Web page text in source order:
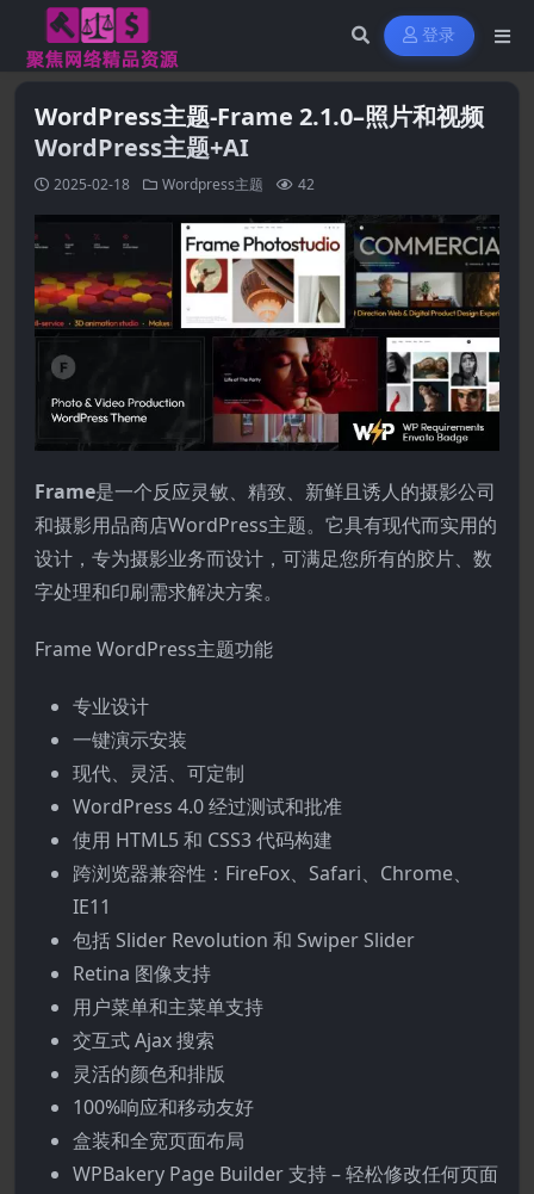
登录
WordPress主题-Frame 2.1.0–照片和视频
WordPress主题+AI
2025-02-18 Wordpress主题 42
Frame是一个反应灵敏、精致、新鲜且诱人的摄影公司
和摄影用品商店WordPress主题。它具有现代而实用的
设计，专为摄影业务而设计，可满足您所有的胶片、数
字处理和印刷需求解决方案。
Frame WordPress主题功能
专业设计
一键演示安装
现代、灵活、可定制
WordPress 4.0 经过测试和批准
使用 HTML5 和 CSS3 代码构建
跨浏览器兼容性：FireFox、Safari、Chrome、
IE11
包括 Slider Revolution 和 Swiper Slider
Retina 图像支持
用户菜单和主菜单支持
交互式 Ajax 搜索
灵活的颜色和排版
100%响应和移动友好
盒装和全宽页面布局
WPBakery Page Builder 支持 – 轻松修改任何页面